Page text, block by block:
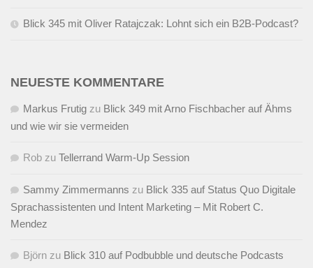
Blick 345 mit Oliver Ratajczak: Lohnt sich ein B2B-Podcast?
NEUESTE KOMMENTARE
Markus Frutig zu Blick 349 mit Arno Fischbacher auf Ähms
und wie wir sie vermeiden
Rob zu Tellerrand Warm-Up Session
Sammy Zimmermanns zu Blick 335 auf Status Quo Digitale
Sprachassistenten und Intent Marketing – Mit Robert C.
Mendez
Björn zu Blick 310 auf Podbubble und deutsche Podcasts